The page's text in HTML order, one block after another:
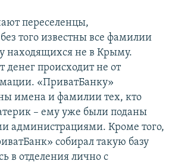
переселенцы,
того известны все фамилии
находящихся не в Крыму.
денег происходит не от
«ПриватБанку»
имена и фамилии тех, кто
– ему уже были поданы
администрациями. Кроме того,
собирал такую базу
в отделения лично с